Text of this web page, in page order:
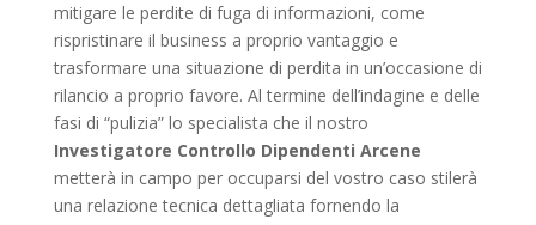
mitigare le perdite di fuga di informazioni, come
rispristinare il business a proprio vantaggio e
trasformare una situazione di perdita in un’occasione di
rilancio a proprio favore. Al termine dell’indagine e delle
fasi di “pulizia” lo specialista che il nostro
Investigatore Controllo Dipendenti Arcene
metterà in campo per occuparsi del vostro caso stilerà
una relazione tecnica dettagliata fornendo la